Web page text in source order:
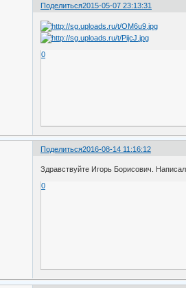
Поделиться2015-05-07 23:13:31
0
Поделиться2016-08-14 11:16:12
Здравствуйте Игорь Борисович.
0